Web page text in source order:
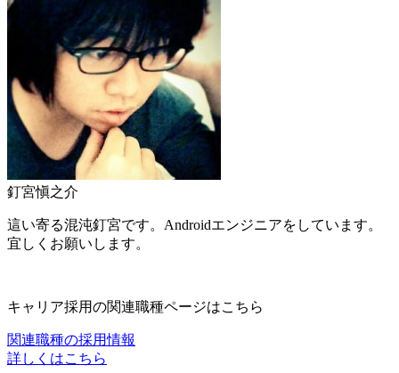
釘宮愼之介
這い寄る混沌釘宮です。Androidエンジニアをしています。
宜しくお願いします。
キャリア採用の関連職種ページはこちら
関連職種の採用情報
詳しくはこちら